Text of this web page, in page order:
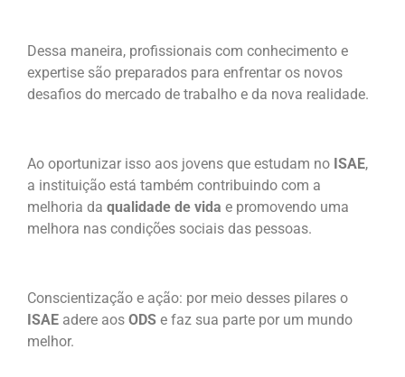
Dessa maneira, profissionais com conhecimento e
expertise são preparados para enfrentar os novos
desafios do mercado de trabalho e da nova realidade.
Ao oportunizar isso aos jovens que estudam no ISAE,
a instituição está também contribuindo com a
melhoria da qualidade de vida e promovendo uma
melhora nas condições sociais das pessoas.
Conscientização e ação: por meio desses pilares o
ISAE adere aos ODS e faz sua parte por um mundo
melhor.